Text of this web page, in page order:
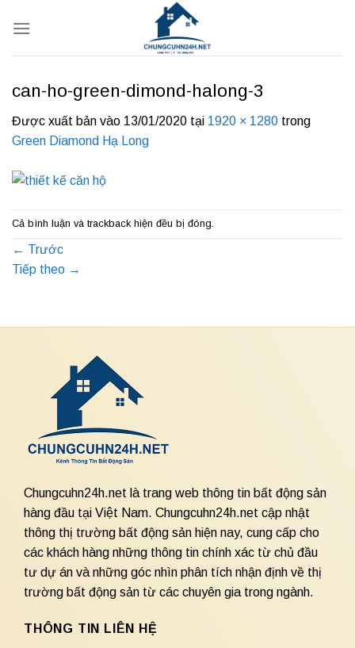
qua
can-ho-green-dimond-halong-3
Được xuất bản vào 13/01/2020 tại 1920 × 1280 trong
Green Diamond Hạ Long
Cả bình luận và trackback hiện đều bị đóng.
← Trước
Tiếp theo →
Chungcuhn24h.net là trang web thông tin bất động sản
hàng đầu tại Việt Nam. Chungcuhn24h.net cập nhật
thông thị trường bất động sản hiện nay, cung cấp cho
các khách hàng những thông tin chính xác từ chủ đầu
tư dự án và những góc nhìn phân tích nhận định về thị
trường bất động sản từ các chuyên gia trong ngành.
THÔNG TIN LIÊN HỆ